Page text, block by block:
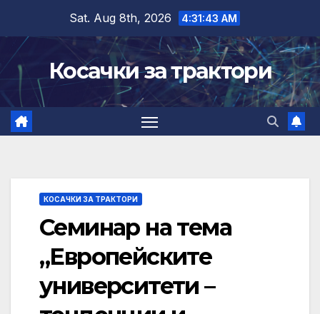
content
Sat. Aug 8th, 2026 4:31:44 AM
Косачки за трактори
КОСАЧКИ ЗА ТРАКТОРИ
Семинар на тема
„Европейските
университети –